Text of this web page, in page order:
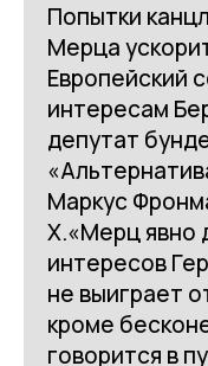
Попытки
Мерца
Европейский
интересам
депутат
Маркус
X.«Мерц явно
интересов
не выиграет
кроме
говорится в